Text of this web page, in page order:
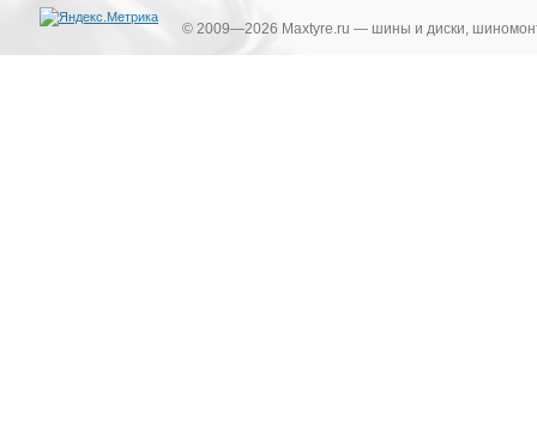
© 2009—2026 Maxtyre.ru — шины и диски,